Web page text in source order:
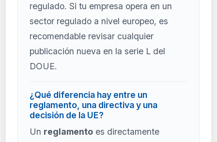
regulado. Si tu empresa opera en un
sector regulado a nivel europeo, es
recomendable revisar cualquier
publicación nueva en la serie L del
DOUE.
¿Qué diferencia hay entre un
reglamento, una directiva y una
decisión de la UE?
Un reglamento es directamente